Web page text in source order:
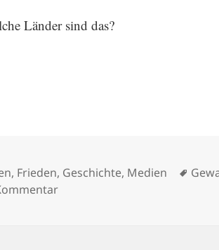
Länder sind das?
voller Küsse.
, Frieden, Geschichte, Medien
zu Voller Morden? Nein, die